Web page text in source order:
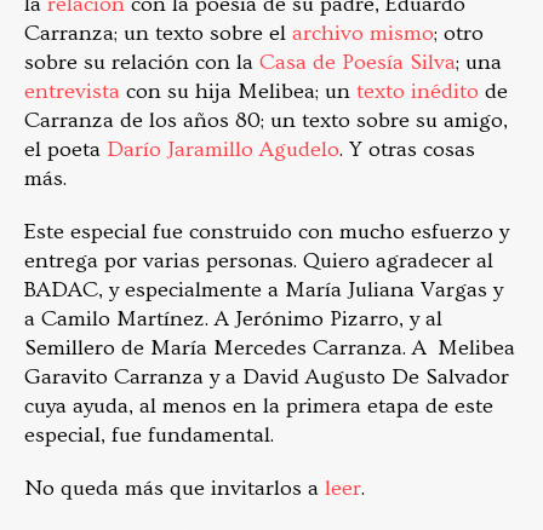
Carranza; un texto sobre el archivo mismo; otro
sobre su relación con la Casa de Poesía Silva; una
entrevista con su hija Melibea; un texto inédito de
Carranza de los años 80; un texto sobre su amigo,
el poeta Darío Jaramillo Agudelo. Y otras cosas
más.
Este especial fue construido con mucho esfuerzo y
entrega por varias personas. Quiero agradecer al
BADAC, y especialmente a María Juliana Vargas y
a Camilo Martínez. A Jerónimo Pizarro, y al
Semillero de María Mercedes Carranza. A Melibea
Garavito Carranza y a David Augusto De Salvador
cuya ayuda, al menos en la primera etapa de este
especial, fue fundamental.
No queda más que invitarlos a leer.